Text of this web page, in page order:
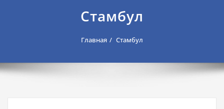
Стамбул
Главная Стамбул